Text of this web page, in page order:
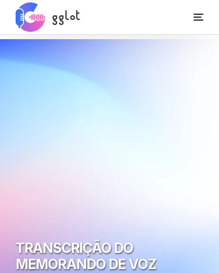
TRANSCRIÇÃO DO
MEMORANDO DE VOZ